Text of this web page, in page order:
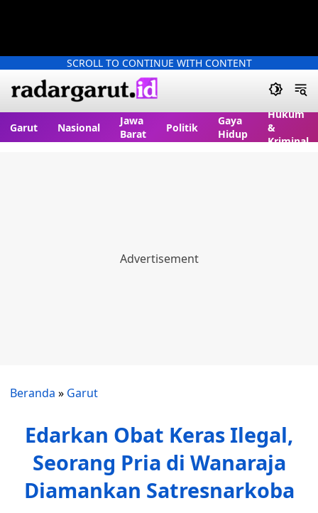
SCROLL TO CONTINUE WITH CONTENT
Garut Nasional
Jawa
Barat
Politik
Gaya
Hidup
Hukum
&
Kriminal
Beranda » Garut
Edarkan Obat Keras Ilegal,
Seorang Pria di Wanaraja
Diamankan Satresnarkoba